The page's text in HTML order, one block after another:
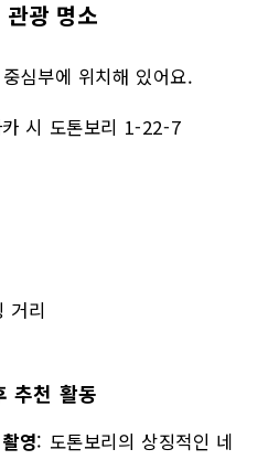
관광 명소
심부에 위치해 있어요.
시 도톤보리 1-22-7
거리
추천 활동
영: 도톤보리의 상징적인 네